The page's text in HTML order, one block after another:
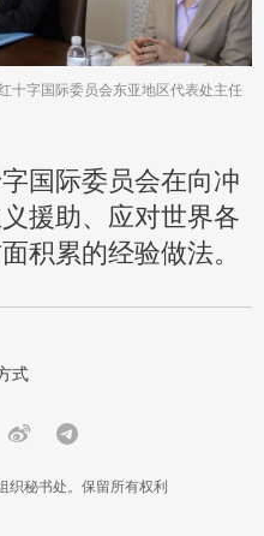
十字国际委员会东亚地区代表处主任
国际委员会在向冲
援助、应对世界各
积累的经验做法。
式
秘书处。保留所有权利